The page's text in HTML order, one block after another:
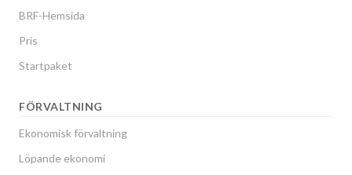
BRF-Hemsida
Pris
Startpaket
FÖRVALTNING
Ekonomisk förvaltning
Löpande ekonomi